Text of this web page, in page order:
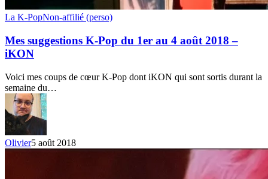
Mes
K-
Pop
du
au
4
août
2018
–
iKON
La K-PopNon-affilié (perso)
Mes suggestions K-Pop du 1er au 4 août 2018 –
iKON
Voici mes coups de cœur K-Pop dont iKON qui sont sortis durant la
semaine du…
Olivier5 août 2018